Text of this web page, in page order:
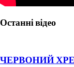
Останні відео
ЧЕРВОНИЙ